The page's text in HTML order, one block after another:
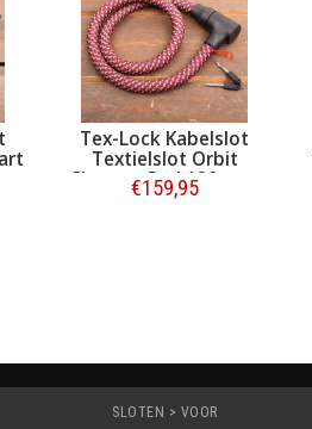
Tex-Lock Kabelslot
Textielslot Orbit
Chateau Red 120 cm -
ART-2
€159,95
SLOTEN > VOOR